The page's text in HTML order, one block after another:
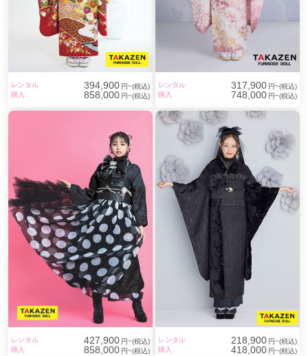
わたしたちの原動力もまた
「お客さまの笑顔」 だからー。
レンタル 394,900 円~(税込)
購入
858,000 円~(税込)
レンタル 317,900 円~(税込)
購入
748,000 円~(税込)
レンタル 427,900 円~(税込)
購入
858,000 円~(税込)
レンタル 218,900 円~(税込)
購入
418,000 円~(税込)